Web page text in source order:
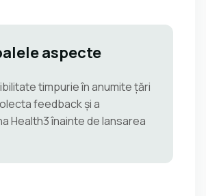
aspecte
timpurie în anumite țări
feedback și a
Health3 înainte de lansarea